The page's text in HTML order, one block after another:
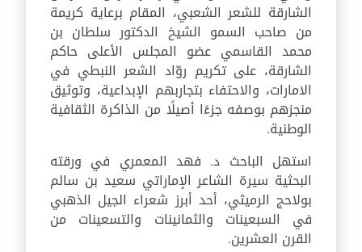
الشارقة للشعر الشعبي، المقام برعاية كريمة
من صاحب السمو الشيخ الدكتور سلطان بن
محمد القاسمي عضو المجلس الأعلى حاكم
الشارقة، على تكريم روّاد الشعر النبطي في
الامارات، والاحتفاء بتجاربهم الإبداعية، وتوثيق
منجزهم بوصفه جزءًا أصيلًا من الذاكرة الثقافية
الوطنية.
استهل الباحث د. فهد المعمري في ورقته
البحثية سيرة الشاعر الإماراتي سعيد بن سالم
بولاحج الرميثي، أحد أبرز شعراء الجيل الذهبي
في السبعينات والثمانينات والتسعينات من
القرن العشرين.